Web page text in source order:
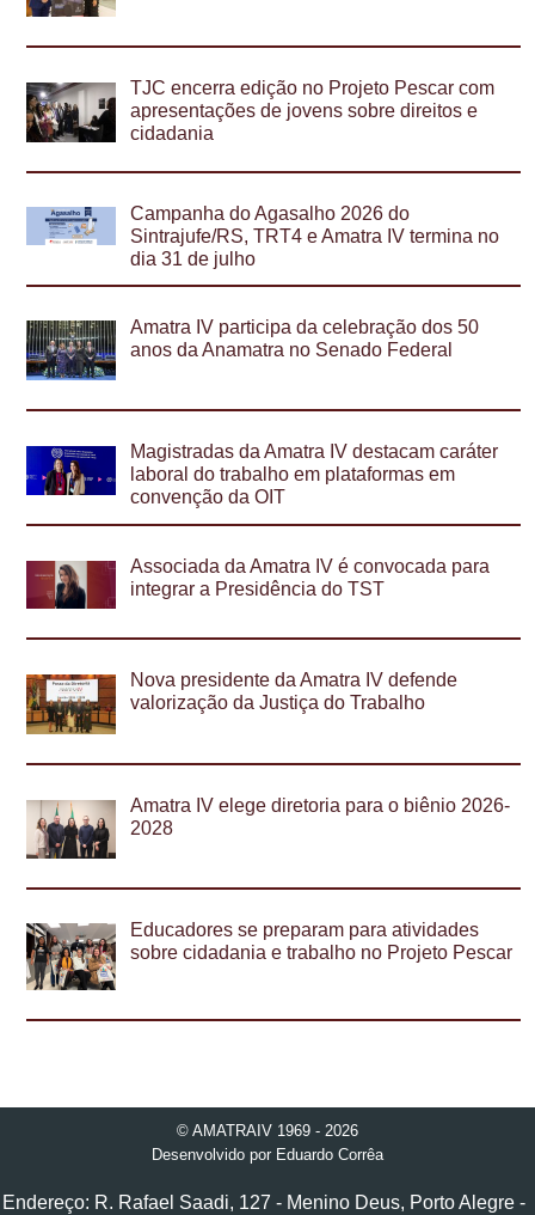
TJC encerra edição no Projeto Pescar com
apresentações de jovens sobre direitos e
cidadania
Campanha do Agasalho 2026 do
Sintrajufe/RS, TRT4 e Amatra IV termina no
dia 31 de julho
Amatra IV participa da celebração dos 50
anos da Anamatra no Senado Federal
Magistradas da Amatra IV destacam caráter
laboral do trabalho em plataformas em
convenção da OIT
Associada da Amatra IV é convocada para
integrar a Presidência do TST
Nova presidente da Amatra IV defende
valorização da Justiça do Trabalho
Amatra IV elege diretoria para o biênio 2026-
2028
Educadores se preparam para atividades
sobre cidadania e trabalho no Projeto Pescar
© AMATRAIV 1969 - 2026
Desenvolvido por Eduardo Corrêa
Endereço: R. Rafael Saadi, 127 - Menino Deus, Porto Alegre -